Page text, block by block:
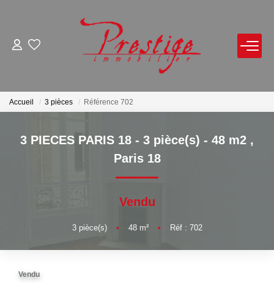
ACHETER
LOUER
VENDRE
Avis De Valeur Sur Rendez-Vous
Biens Vendus
NOTRE AGENCE
Accueil 3 pièces Référence 702
3 PIECES PARIS 18 - 3 pièce(s) - 48 m2 ,
Paris 18
Vendu
3pièce(s) • 48m² • Réf : 702
Vendu